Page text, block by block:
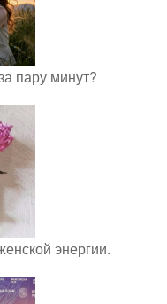
пару минут?
энергии.